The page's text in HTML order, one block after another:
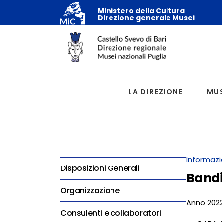
Ministero della Cultura
Direzione generale Musei
LA DIREZIONE
Disposizioni Generali
Organizzazione
Consulenti e collaboratori
Anno